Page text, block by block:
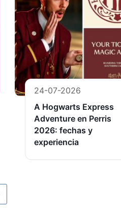
24-07-2026
A Hogwarts Express
Adventure en Perris
2026: fechas y
experiencia